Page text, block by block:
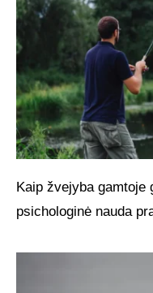
Kaip žvejyba
psichologinė nauda